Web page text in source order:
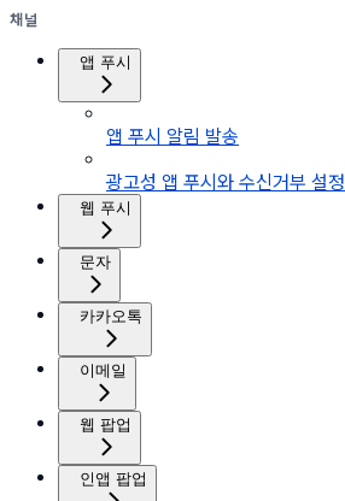
채널
앱 푸시
앱 푸시 알림 발송
광고성 앱 푸시와 수신거부 설정
웹 푸시
문자
카카오톡
이메일
웹 팝업
인앱 팝업